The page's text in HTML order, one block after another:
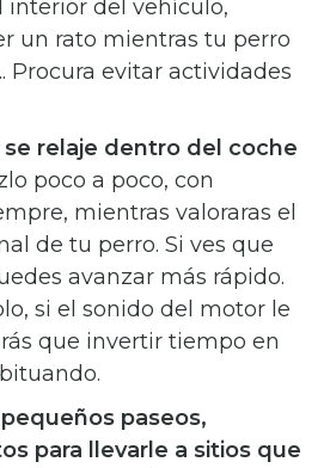
interior del vehículo,
un rato mientras tu perro
Procura evitar actividades
relaje dentro del coche
poco a poco, con
mientras valoraras el
de tu perro. Si ves que
avanzar más rápido.
si el sonido del motor le
que invertir tiempo en
paseos,
para llevarle a sitios que